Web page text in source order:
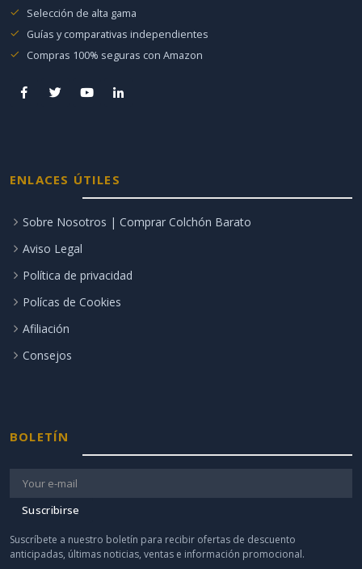
Selección de alta gama
Guías y comparativas independientes
Compras 100% seguras con Amazon
ENLACES ÚTILES
Sobre Nosotros | Comprar Colchón Barato
Aviso Legal
Política de privacidad
Polícas de Cookies
Afiliación
Consejos
BOLETÍN
Suscribirse
Suscríbete a nuestro boletín para recibir ofertas de descuento
anticipadas, últimas noticias, ventas e información promocional.